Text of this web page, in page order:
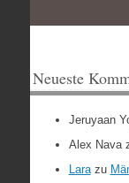
Neueste
Jeruyaan
Alex Nava
Larazu